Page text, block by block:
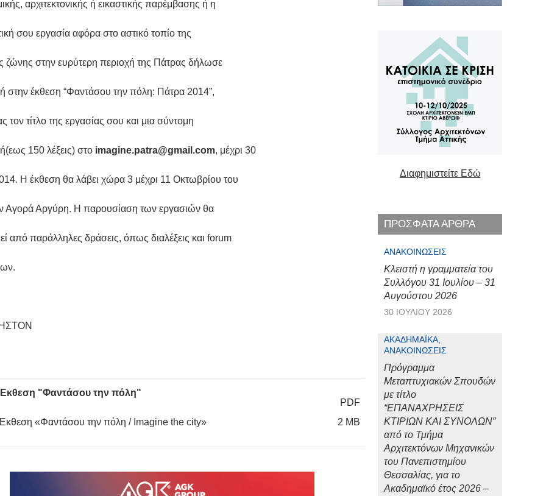
αρχιτεκτονικής ή εικαστικής παρέμβασης ή η
σου εργασία αφόρα στο αστικό τοπίο της
ζώνης στην ευρύτερη περιοχή της Πάτρας δήλωσε
στην έκθεση “Φαντάσου την πόλη: Πάτρα 2014”,
τον τίτλο της εργασίας σου και μια σύντομη
150 λέξεις) στο imagine.patra@gmail.com, μέχρι 30
H έκθεση θα λάβει χώρα 3 μέχρι 11 Οκτωβρίου του
Αγορά Αργύρη. Η παρουσίαση των εργασιών θα
από παράλληλες δράσεις, όπως διαλέξεις και forum
"Φαντάσου την πόλη"
«Φαντάσου την πόλη / Imagine the city»
PDF
2 MB
Διαφημιστείτε Εδώ
ΠΡΟΣΦΑΤΑ ΑΡΘΡΑ
ΑΝΑΚΟΙΝΏΣΕΙΣ
Κλειστή η γραμματεία του
Συλλόγου 31 Ιουλίου – 31
Αυγούστου 2026
30 ΙΟΥΛΊΟΥ 2026
ΑΚΑΔΗΜΑΪΚΆ,
ΑΝΑΚΟΙΝΏΣΕΙΣ
Πρόγραμμα
Μεταπτυχιακών Σπουδών
με τίτλο
“ΕΠΑΝΑΧΡΗΣΕΙΣ
ΚΤΙΡΙΩΝ ΚΑΙ ΣΥΝΟΛΩΝ”
από το Τμήμα
Αρχιτεκτόνων Μηχανικών
του Πανεπιστημίου
Θεσσαλίας, για το
Ακαδημαϊκό έτος 2026 –